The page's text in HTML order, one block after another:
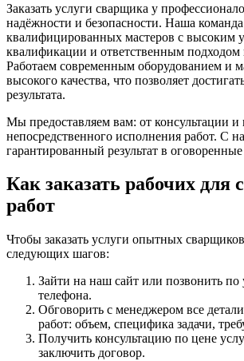
Заказать услуги сварщика у
надёжности и безопасности. Наша команда
квалифицированных мастеров с высоким
квалификации и ответственным подходом
Работаем современным оборудованием и
высокого качества, что позволяет
результата.
Мы предоставляем вам: от консультации и
непосредственного исполнения работ. С
гарантированный результат в
Как заказать рабочих для
работ
Чтобы заказать услуги опытных
следующих шагов:
Зайти на наш сайт или позвонить по
телефона.
Обговорить с менеджером все
работ: объем, специфика задачи,
Получить консультацию по цене
заключить договор.